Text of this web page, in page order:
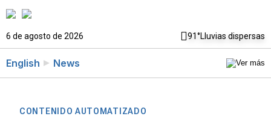
6 de agosto de 2026 91°Lluvias dispersas
English News
CONTENIDO AUTOMATIZADO